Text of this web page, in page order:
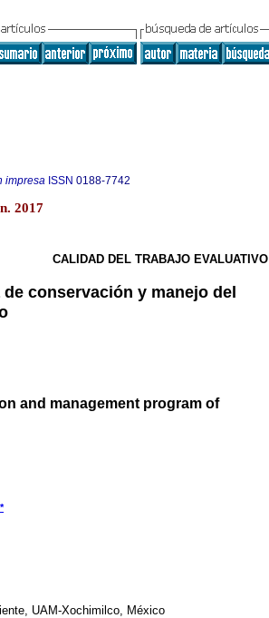
impresa ISSN 0188-7742
2017
CALIDAD DEL TRABAJO EVALUATIVO
conservación y manejo del
and management program of
*
UAM-Xochimilco, México